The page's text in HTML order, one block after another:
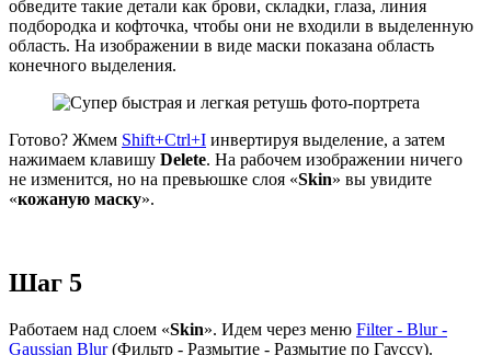
обведите такие детали как брови, складки, глаза, линия
подбородка и кофточка, чтобы они не входили в выделенную
область. На изображении в виде маски показана область
конечного выделения.
Готово? Жмем Shift+Ctrl+I инвертируя выделение, а затем
нажимаем клавишу Delete. На рабочем изображении ничего
не изменится, но на превьюшке слоя «Skin» вы увидите
«кожаную маску».
Шаг 5
Работаем над слоем «Skin». Идем через меню Filter - Blur -
Gaussian Blur(Фильтр - Размытие - Размытие по Гауссу).